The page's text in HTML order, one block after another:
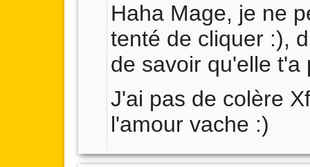
Haha Mage, je ne
tenté de cliquer :),
de savoir qu'elle
J'ai pas de colère
l'amour vache :)